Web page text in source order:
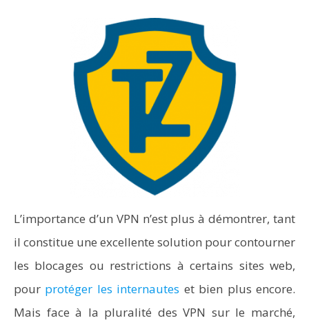
L’importance d’un VPN n’est plus à démontrer, tant
il constitue une excellente solution pour contourner
les blocages ou restrictions à certains sites web,
pour protéger les internautes et bien plus encore.
Mais face à la pluralité des VPN sur le marché,